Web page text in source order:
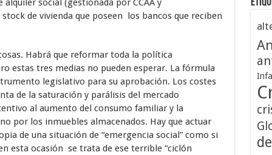
social (gestionada por CCAA y
de vivienda que poseen los bancos que reciben
Habrá que reformar toda la política
estas tres medias no pueden esperar. La fórmula
legislativo para su aprobación. Los costes
de la saturación y parálisis del mercado
al aumento del consumo familiar y la
por los inmuebles almacenados. Hay que actuar
de una situación de “emergencia social” como si
esta ocasión se trata de ese terrible “ciclón